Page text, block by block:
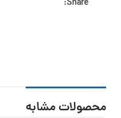
Share:
محصولات مشابه